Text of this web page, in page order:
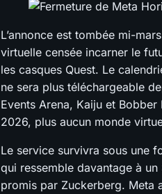
L’annonce est tombée mi-
virtuelle censée incarner le
les casques Quest. Le
ne sera plus téléchargeable
Events Arena, Kaiju et
2026, plus aucun monde
Le service survivra sous une
qui ressemble davantage à
promis par Zuckerberg. Meta